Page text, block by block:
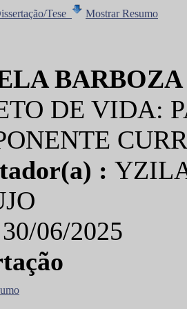
Tese Mostrar Resumo
DE VIDA:
:
30/06/2025